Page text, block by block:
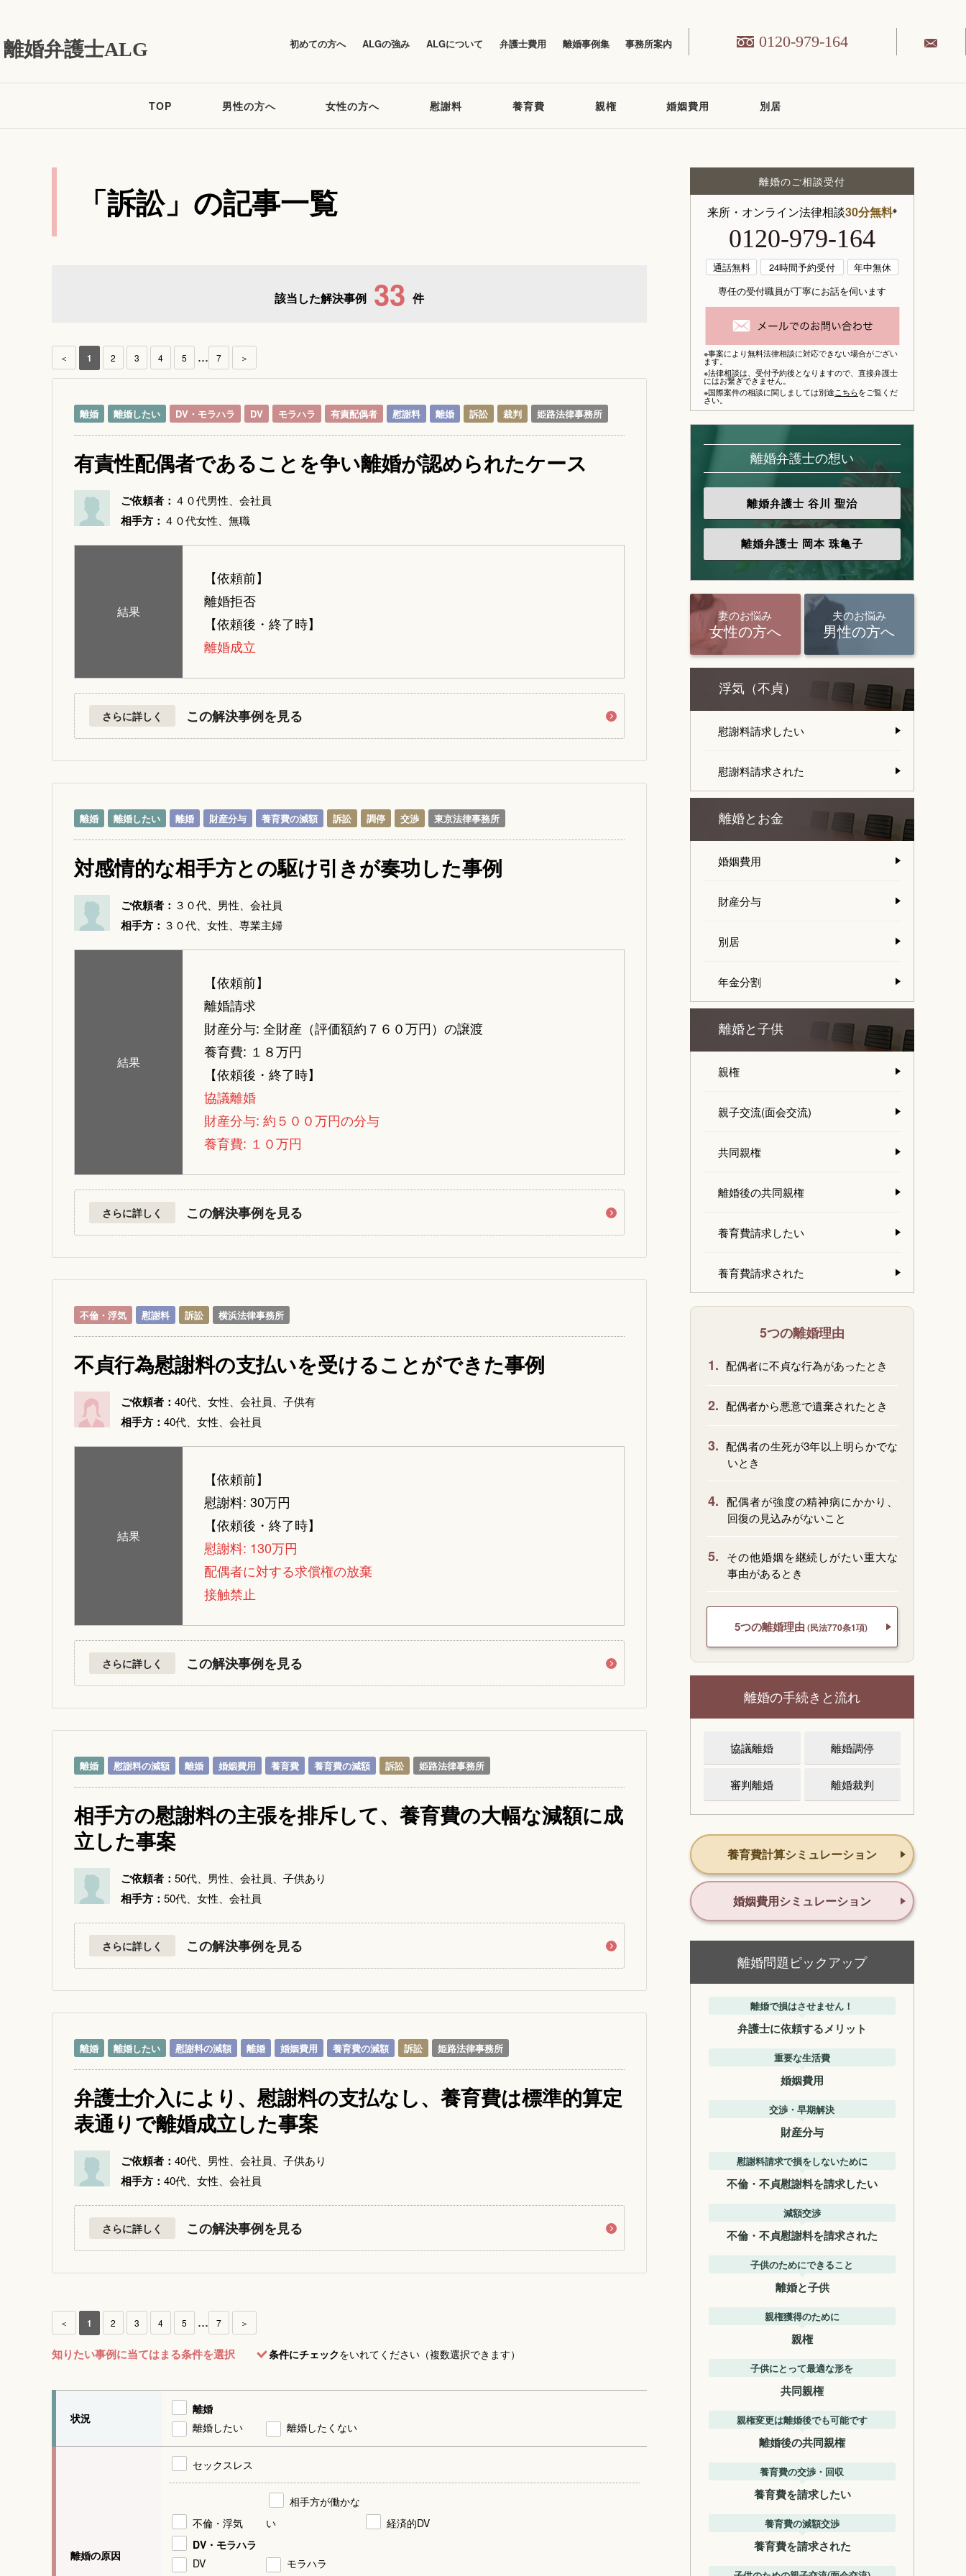
離婚弁護士ALG 初めての方へ ALGの強み ALGについて 弁護士費用 離婚事例集 事務所案内 0120-979-164
TOP 男性の方へ 女性の方へ 慰謝料 養育費 親権 婚姻費用 別居
「訴訟」の記事一覧
該当した解決事例 33 件
＜ 1 2 3 4 5 ... 7 ＞
離婚 離婚したい DV・モラハラ DV モラハラ 有責配偶者 慰謝料 離婚 訴訟 裁判 姫路法律事務所
有責性配偶者であることを争い離婚が認められたケース
ご依頼者： ４０代男性、会社員
相手方： ４０代女性、無職
結果
【依頼前】
離婚拒否
【依頼後・終了時】
離婚成立
さらに詳しく この解決事例を見る
離婚 離婚したい 離婚 財産分与 養育費の減額 訴訟 調停 交渉 東京法律事務所
対感情的な相手方との駆け引きが奏功した事例
ご依頼者： ３０代、男性、会社員
相手方： ３０代、女性、専業主婦
結果
【依頼前】
離婚請求
財産分与: 全財産（評価額約７６０万円）の譲渡
養育費: １８万円
【依頼後・終了時】
協議離婚
財産分与: 約５００万円の分与
養育費: １０万円
さらに詳しく この解決事例を見る
不倫・浮気 慰謝料 訴訟 横浜法律事務所
不貞行為慰謝料の支払いを受けることができた事例
ご依頼者： 40代、女性、会社員、子供有
相手方： 40代、女性、会社員
結果
【依頼前】
慰謝料: 30万円
【依頼後・終了時】
慰謝料: 130万円
配偶者に対する求償権の放棄
接触禁止
さらに詳しく この解決事例を見る
離婚 慰謝料の減額 離婚 婚姻費用 養育費 養育費の減額 訴訟 姫路法律事務所
相手方の慰謝料の主張を排斥して、養育費の大幅な減額に成
立した事案
ご依頼者： 50代、男性、会社員、子供あり
相手方： 50代、女性、会社員
さらに詳しく この解決事例を見る
離婚 離婚したい 慰謝料の減額 離婚 婚姻費用 養育費の減額 訴訟 姫路法律事務所
弁護士介入により、慰謝料の支払なし、養育費は標準的算定
表通りで離婚成立した事案
ご依頼者： 40代、男性、会社員、子供あり
相手方： 40代、女性、会社員
さらに詳しく この解決事例を見る
＜ 1 2 3 4 5 ... 7 ＞
知りたい事例に当てはまる条件を選択 条件にチェックをいれてください（複数選択できます）
状況
離婚
離婚したい
離婚したくない
離婚の原因
セックスレス
不倫・浮気
相手方が働かな
い
経済的DV
DV・モラハラ
DV
モラハラ
離婚のご相談受付
来所・オンライン法律相談30分無料※
0120-979-164
通話無料 24時間予約受付
年中無休
専任の受付職員が丁寧にお話を伺います
※事案により無料法律相談に対応できない場合がござい
ます。
※法律相談は、 受付予約後となりますので、 直接弁護士
にはお繋ぎできません。
※国際案件の相談に関しましては別途こちらをご覧くだ
さい。
離婚弁護士の想い
離婚弁護士 谷川 聖治
離婚弁護士 岡本 珠亀子
妻のお悩み
女性の方へ
夫のお悩み
男性の方へ
浮気（不貞）
慰謝料請求したい
慰謝料請求された
離婚とお金
婚姻費用
財産分与
別居
年金分割
離婚と子供
親権
親子交流(面会交流)
共同親権
離婚後の共同親権
養育費請求したい
養育費請求された
5つの離婚理由
1. 配偶者に不貞な行為があったとき
2. 配偶者から悪意で遺棄されたとき
3. 配偶者の生死が3年以上明らかでな
いとき
4. 配偶者が強度の精神病にかかり、
回復の見込みがないこと
5.
その他婚姻を継続しがたい重大な
事由があるとき
5つの離婚理由 (民法770条1項)
離婚の手続きと流れ
協議離婚 離婚調停
審判離婚 離婚裁判
養育費計算シミュレーション
婚姻費用シミュレーション
離婚問題ピックアップ
離婚で損はさせません！
弁護士に依頼するメリット
重要な生活費
婚姻費用
交渉・早期解決
財産分与
慰謝料請求で損をしないために
不倫・不貞慰謝料を請求したい
減額交渉
不倫・不貞慰謝料を請求された
子供のためにできること
離婚と子供
親権獲得のために
親権
子供にとって最適な形を
共同親権
親権変更は離婚後でも可能です
離婚後の共同親権
養育費の交渉・回収
養育費を請求したい
養育費の減額交渉
養育費を請求された